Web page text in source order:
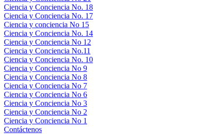
Ciencia y Conciencia No. 18
Ciencia y Conciencia No. 17
Ciencia y conciencia No 15
Ciencia y Conciencia No. 14
Ciencia y Conciencia No 12
Ciencia y Conciencia No.11
Ciencia y Conciencia No. 10
Ciencia y Conciencia No 9
Ciencia y Conciencia No 8
Ciencia y Conciencia No 7
Ciencia y Conciencia No 6
Ciencia y Conciencia No 3
Ciencia y Conciencia No 2
Ciencia y Conciencia No 1
Contáctenos